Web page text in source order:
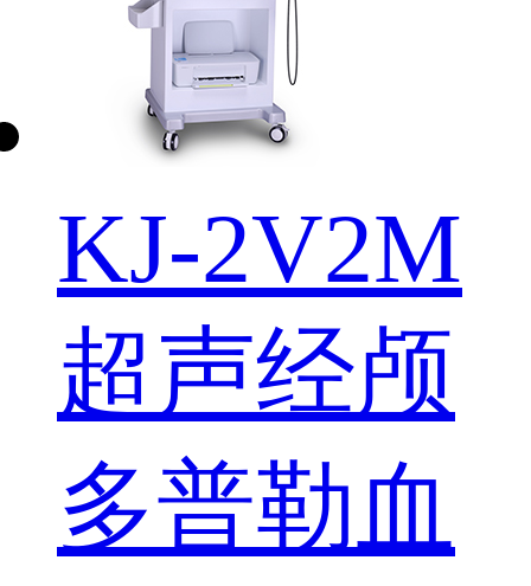
KJ-2V2M
超声经颅
多普勒血